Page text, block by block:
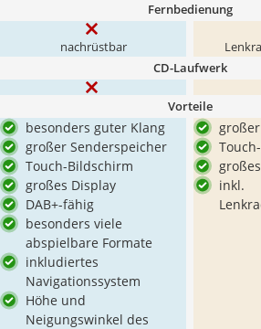
Fernbedienung
nachrüstbar
CD-Laufwerk
Vorteile
besonders guter Klang
großer Senderspeicher
Touch-Bildschirm
großes Display
DAB+-fähig
besonders viele
abspielbare Formate
inkludiertes
Navigationssystem
Höhe und
Neigungswinkel des
inkl.